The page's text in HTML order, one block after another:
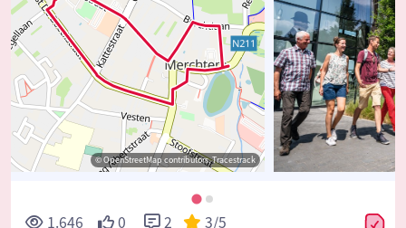
© OpenStreetMap contributors, Tracestrack
1.646 0 2 3/5